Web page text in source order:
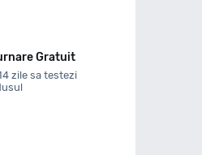
Gratuit
zile sa testezi